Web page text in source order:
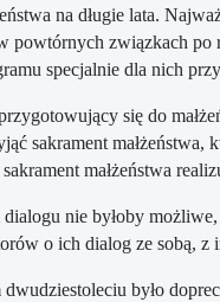
na długie lata.
powtórnych związkach
specjalnie dla nich
się do
sakrament
małżeństwa
nie byłoby
o ich dialog ze sobą,
było